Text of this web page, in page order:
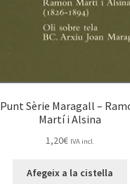
Punt Sèrie Maragall –
Martí i Alsina
1,20€ IVA incl.
Afegeix a la cistella